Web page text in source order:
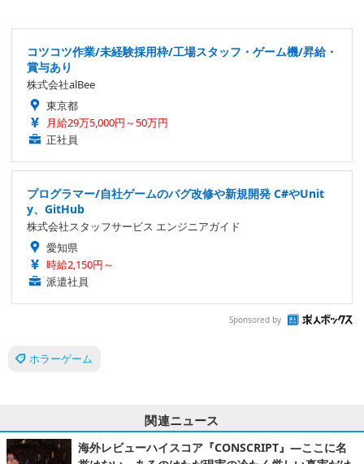
コツコツ作業/未経験採用枠/工場スタッフ・ゲーム機/昇給・
賞与あり
株式会社alBee
東京都
月給29万5,000円～50万円
正社員
プログラマー/自社ゲームのバグ改修や新規開発 C#やUnit
y、GitHub
株式会社スタッフサービス エンジニアガイド
愛知県
時給2,150円～
派遣社員
Sponsored by
ホラーゲーム
関連ニュース
海外レビューハイスコア『CONSCRIPT』―ここに名